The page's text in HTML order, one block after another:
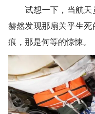
试想一下，当航天
赫然发现那扇关乎生
痕，那是何等的惊悚。